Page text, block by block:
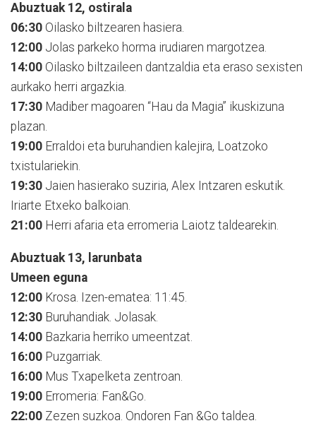
Abuztuak 12, ostirala
06:30 Oilasko biltzearen hasiera.
12:00 Jolas parkeko horma irudiaren margotzea.
14:00 Oilasko biltzaileen dantzaldia eta eraso sexisten
aurkako herri argazkia.
17:30 Madiber magoaren “Hau da Magia” ikuskizuna
plazan.
19:00 Erraldoi eta buruhandien kalejira, Loatzoko
txistulariekin.
19:30 Jaien hasierako suziria, Alex Intzaren eskutik.
Iriarte Etxeko balkoian.
21:00 Herri afaria eta erromeria Laiotz taldearekin.
Abuztuak 13, larunbata
Umeen eguna
12:00 Krosa. Izen-ematea: 11:45.
12:30 Buruhandiak. Jolasak.
14:00 Bazkaria herriko umeentzat.
16:00 Puzgarriak.
16:00 Mus Txapelketa zentroan.
19:00 Erromeria: Fan&Go.
22:00 Zezen suzkoa. Ondoren Fan &Go taldea.